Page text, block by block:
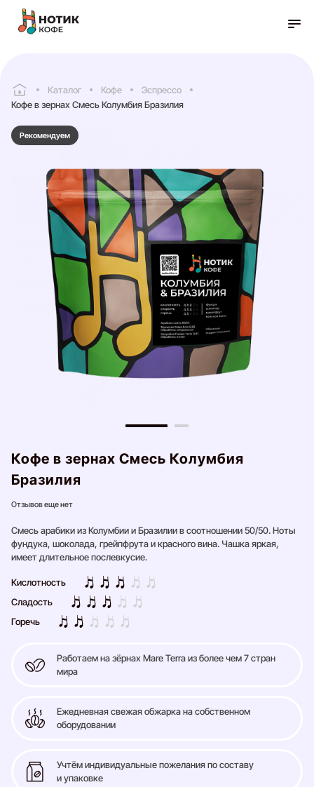
Каталог Кофе
Эспрессо
Кофе в зернах Смесь Колумбия Бразилия
Рекомендуем
Кофе в зернах Смесь Колумбия
Бразилия
Отзывов еще нет
Смесь арабики из Колумбии и Бразилии в соотношении 50/50. Ноты
фундука, шоколада, грейпфрута и красного вина. Чашка яркая,
имеет длительное послевкусие.
Кислотность
Сладость
Горечь
Работаем на зёрнах Mare Terra из более чем 7 стран
мира
Ежедневная свежая обжарка на собственном
оборудовании
Учтём индивидуальные пожелания по составу
и упаковке